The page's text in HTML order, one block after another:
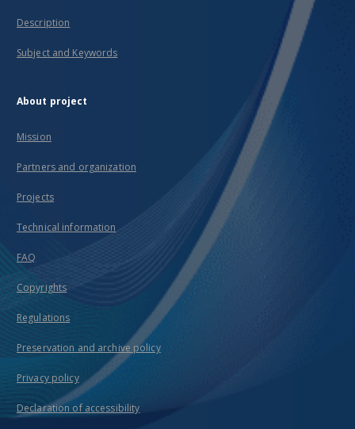
Description
Subject and Keywords
About project
Mission
Partners and organization
Projects
Technical information
FAQ
Copyrights
Regulations
Preservation and archive policy
Privacy policy
Declaration of accessibility